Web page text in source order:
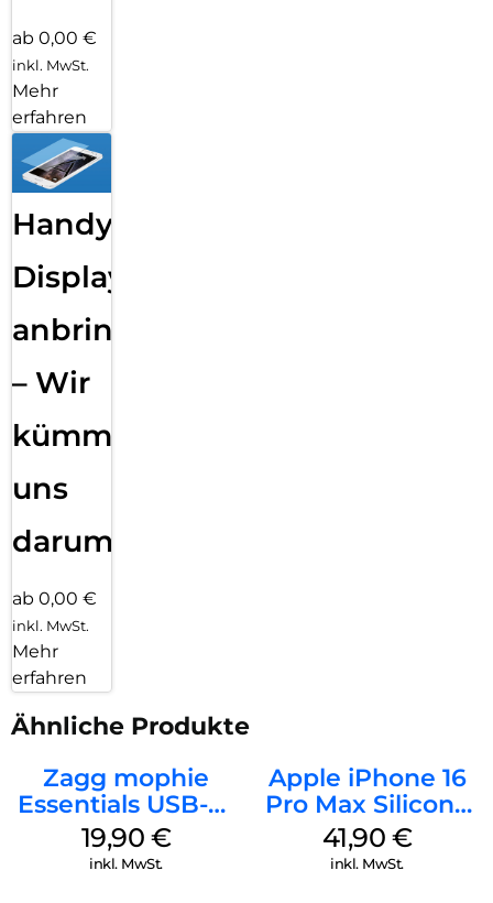
ab 0,00 €
inkl. MwSt.
Mehr
erfahren
Handy
Displayfolie
anbringen
– Wir
kümmern
uns
darum!
ab 0,00 €
inkl. MwSt.
Mehr
erfahren
Ähnliche Produkte
Zagg mophie
Essentials USB-C-
20W Charger PD
Weiß
19,90 €
inkl. MwSt.
Apple iPhone 16
Pro Max Silicone
Case MagSafe
Ultramarine
41,90 €
inkl. MwSt.